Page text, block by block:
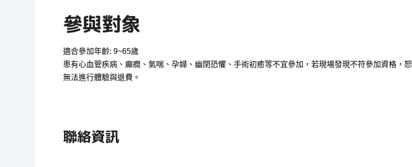
參與對象
適合參加年齡: 9~65歲
患有心血管疾病、癲癇、氣喘、孕婦、幽閉恐懼、手術初癒等不宜參加，若現場發現不符參加資格，恕
無法進行體驗與退費。
聯絡資訊